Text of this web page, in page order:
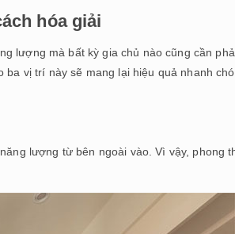
hóa giải
lượng mà bất kỳ gia chủ nào cũng cần
vị trí này sẽ mang lại hiệu quả nhanh
lượng từ bên ngoài vào. Vì vậy, phong